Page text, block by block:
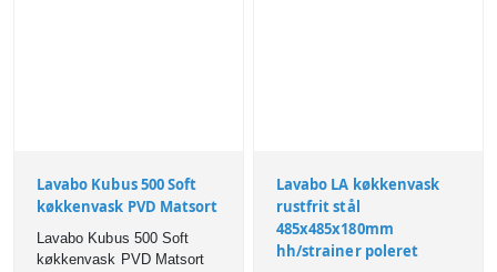
Lavabo Kubus 500 Soft
køkkenvask PVD Matsort
Lavabo Kubus 500 Soft
køkkenvask PVD Matsort
Lavabo LA køkkenvask
rustfrit stål
485x485x180mm
hh/strainer poleret